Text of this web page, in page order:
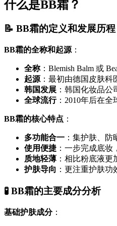
什么是BB霜？
📝 BB霜的定义和发展历程
BB霜的全称和起源 ：
全称：Blemish Balm 或
起源 ：最初由德国皮肤
韩国发展 ：韩国化妆品
全球流行：2010年后在全
BB霜的核心特点 ：
多功能合一 ：集护肤、
使用便捷 ：一步完成底
质地轻薄 ：相比粉底液更
护肤导向 ：更注重护肤
🧪 BB霜的主要成分分析
基础护肤成分：